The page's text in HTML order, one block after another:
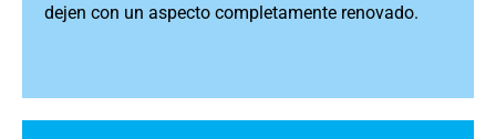
dejen con un aspecto completamente renovado.